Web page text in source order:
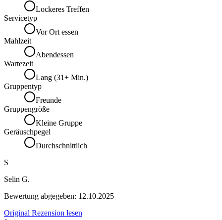
Lockeres Treffen
Servicetyp
Vor Ort essen
Mahlzeit
Abendessen
Wartezeit
Lang (31+ Min.)
Gruppentyp
Freunde
Gruppengröße
Kleine Gruppe
Geräuschpegel
Durchschnittlich
S
Selin G.
Bewertung abgegeben: 12.10.2025
Original Rezension lesen